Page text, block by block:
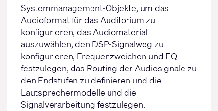
Systemmanagement-Objekte, um das
Audioformat für das Auditorium zu
konfigurieren, das Audiomaterial
auszuwählen, den DSP-Signalweg zu
konfigurieren, Frequenzweichen und EQ
festzulegen, das Routing der Audiosignale zu
den Endstufen zu definieren und die
Lautsprechermodelle und die
Signalverarbeitung festzulegen.